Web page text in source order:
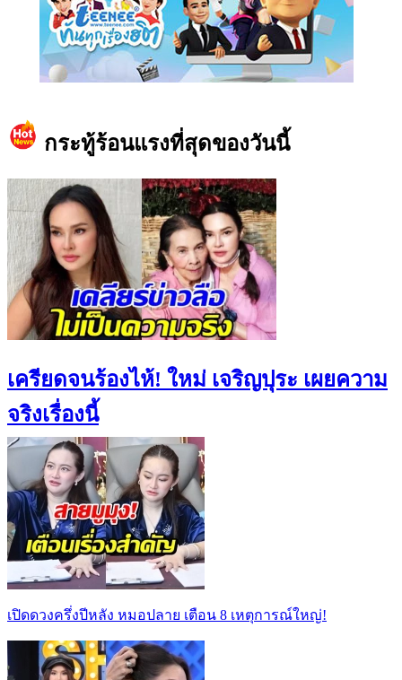
กระทู้ร้อนแรงที่สุดของวันนี้
เครียดจนร้องไห้! ใหม่ เจริญปุระ เผยความ
จริงเรื่องนี้
เปิดดวงครึ่งปีหลัง หมอปลาย เตือน 8 เหตุการณ์ใหญ่!